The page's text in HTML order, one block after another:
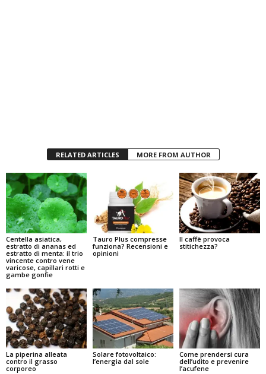
RELATED ARTICLES MORE FROM AUTHOR
Centella asiatica,
estratto di ananas ed
estratto di menta: il trio
vincente contro vene
varicose, capillari rotti e
gambe gonfie
Tauro Plus compresse
funziona? Recensioni e
opinioni
Il caffè provoca
stitichezza?
La piperina alleata
contro il grasso
corporeo
Solare fotovoltaico:
l’energia dal sole
Come prendersi cura
dell’udito e prevenire
l’acufene